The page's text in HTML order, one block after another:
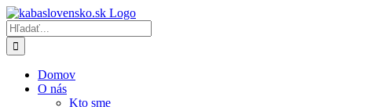
Skip
to
content
Hľadať:
Domov
O nás
Kto sme